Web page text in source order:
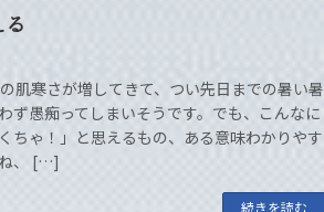
肌寒さが増してきて、つい先日までの暑い暑
ず愚痴ってしまいそうです。でも、こんなに
ちゃ！」と思えるもの、ある意味わかりやす
、 […]
続きを読む